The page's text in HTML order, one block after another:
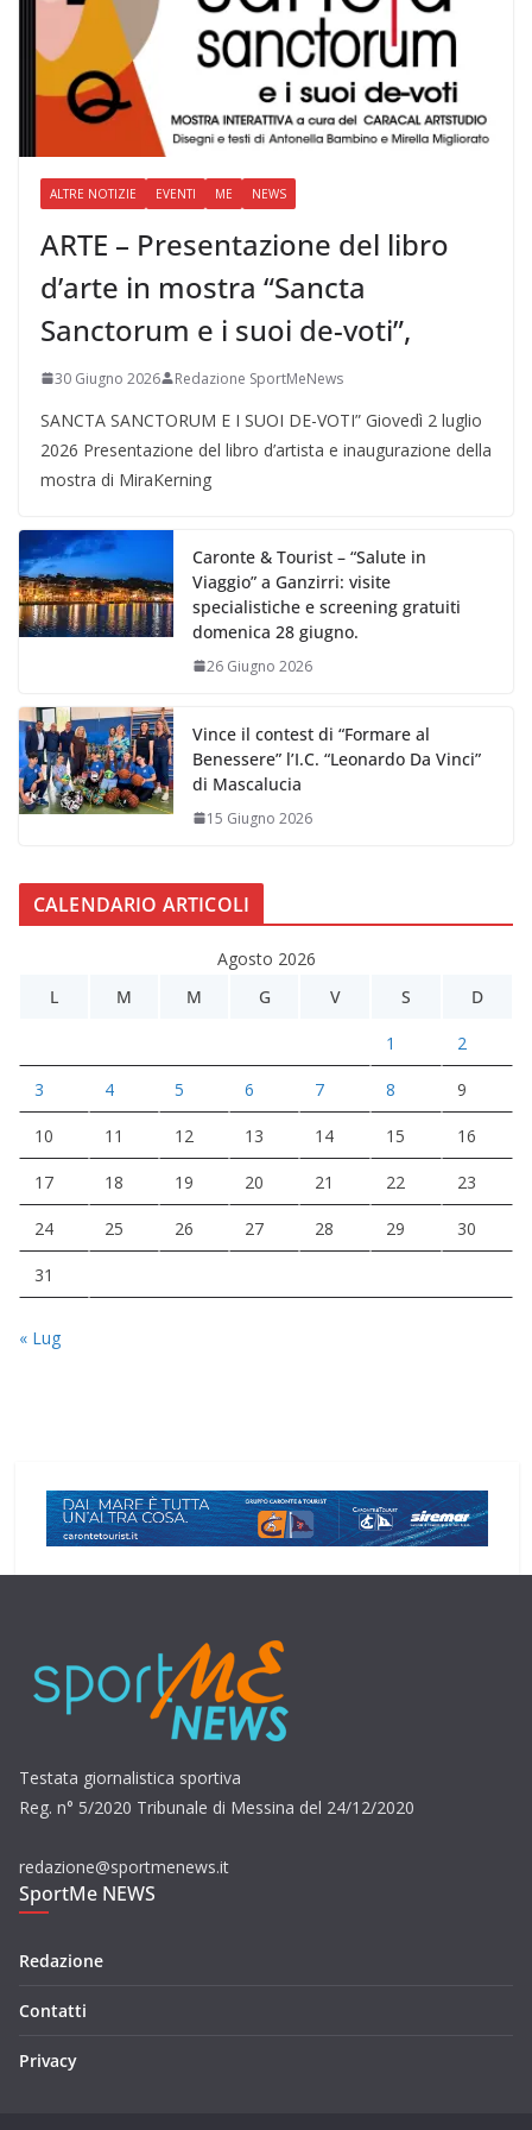
ALTRE NOTIZIE EVENTI ME NEWS
ARTE – Presentazione del libro
d’arte in mostra “Sancta
Sanctorum e i suoi de-voti”,
30 Giugno 2026 Redazione SportMeNews
SANCTA SANCTORUM E I SUOI DE-VOTI” Giovedì 2 luglio
2026 Presentazione del libro d’artista e inaugurazione della
mostra di MiraKerning
Caronte & Tourist – “Salute in
Viaggio” a Ganzirri: visite
specialistiche e screening gratuiti
domenica 28 giugno.
26 Giugno 2026
Vince il contest di “Formare al
Benessere” l’I.C. “Leonardo Da Vinci”
di Mascalucia
15 Giugno 2026
CALENDARIO ARTICOLI
Agosto 2026
L
M M G V S D
1 2
3 4 5 6 7 8 9
10 11 12 13 14 15 16
17 18 19 20 21 22 23
24 25 26 27 28 29 30
31
« Lug
Testata giornalistica sportiva
Reg. n° 5/2020 Tribunale di Messina del 24/12/2020
redazione@sportmenews.it
SportMe NEWS
Redazione
Contatti
Privacy